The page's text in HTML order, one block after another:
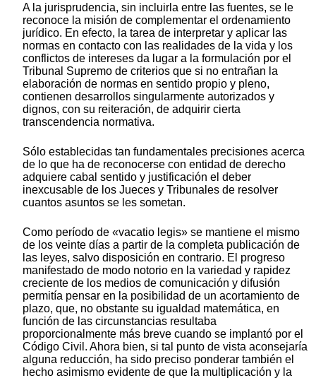
A la jurisprudencia, sin incluirla entre las fuentes, se le
reconoce la misión de complementar el ordenamiento
jurídico. En efecto, la tarea de interpretar y aplicar las
normas en contacto con las realidades de la vida y los
conflictos de intereses da lugar a la formulación por el
Tribunal Supremo de criterios que si no entrañan la
elaboración de normas en sentido propio y pleno,
contienen desarrollos singularmente autorizados y
dignos, con su reiteración, de adquirir cierta
transcendencia normativa.
Sólo establecidas tan fundamentales precisiones acerca
de lo que ha de reconocerse con entidad de derecho
adquiere cabal sentido y justificación el deber
inexcusable de los Jueces y Tribunales de resolver
cuantos asuntos se les sometan.
Como período de «vacatio legis» se mantiene el mismo
de los veinte días a partir de la completa publicación de
las leyes, salvo disposición en contrario. El progreso
manifestado de modo notorio en la variedad y rapidez
creciente de los medios de comunicación y difusión
permitía pensar en la posibilidad de un acortamiento de
plazo, que, no obstante su igualdad matemática, en
función de las circunstancias resultaba
proporcionalmente más breve cuando se implantó por el
Código Civil. Ahora bien, si tal punto de vista aconsejaría
alguna reducción, ha sido preciso ponderar también el
hecho asimismo evidente de que la multiplicación y la